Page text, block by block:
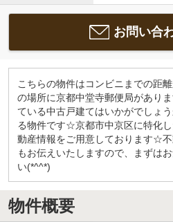
お問い合
こちらの物件はコンビニまでの距
の場所に京都中堂寺郵便局があり
ている中古戸建てはいかがでしょ
る物件です☆京都市中京区に特化
動産情報をご用意しております☆
もお伝えいたしますので、まずは
い(*^^*)
物件概要